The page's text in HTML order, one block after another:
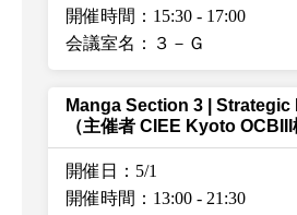
開催時間：15:30 - 17:00
会議室名：３－Ｇ
Manga Section 3 | Strategic
（主催者 CIEE Kyoto OCBIII
開催日：5/1
開催時間：13:00 - 21:30